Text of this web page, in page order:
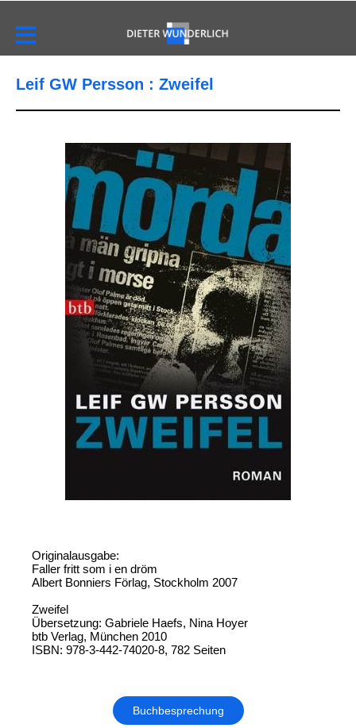
Leif GW Persson : Zweifel
Originalausgabe:
Faller fritt som i en dröm
Albert Bonniers Förlag, Stockholm 2007
Zweifel
Übersetzung: Gabriele Haefs, Nina Hoyer
btb Verlag, München 2010
ISBN: 978-3-442-74020-8, 782 Seiten
Buchbesprechung